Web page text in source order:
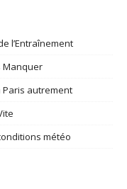
l’Entraînement
Manquer
Paris autrement
météo